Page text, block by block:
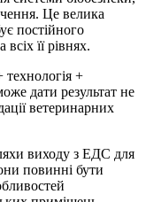
Це велика
постійного
її рівнях.
технологія +
дати результат не
ветеринарних
виходу з ЕДС для
повинні бути